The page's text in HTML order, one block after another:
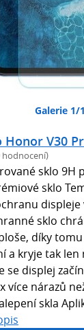
Galerie 1/1
Honor V30
hodnocení)
sklo 9H
sklo
sklo
díky
a kryje tak len
se displej
více nárazů
skla